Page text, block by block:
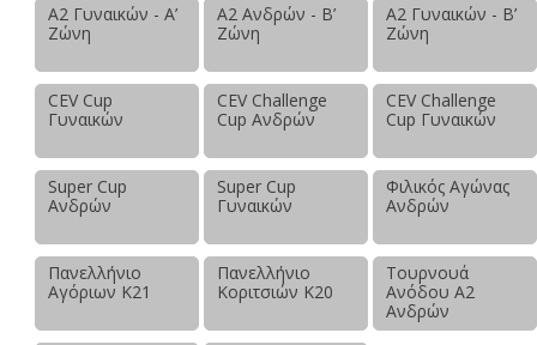
Α2 Γυναικών - Α’
Ζώνη
Α2 Ανδρών - Β’
Ζώνη
Α2 Γυναικών - Β’
Ζώνη
CEV Cup
Γυναικών
CEV Challenge
Cup Ανδρών
CEV Challenge
Cup Γυναικών
Super Cup
Ανδρών
Super Cup
Γυναικών
Φιλικός Αγώνας
Ανδρών
Πανελλήνιο
Αγόριων Κ21
Πανελλήνιο
Κοριτσιών Κ20
Τουρνουά
Ανόδου Α2
Ανδρών